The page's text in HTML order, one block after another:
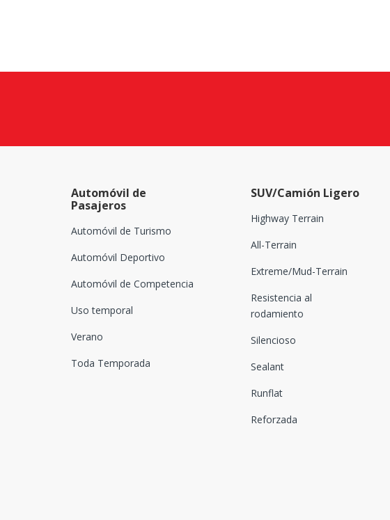
Automóvil de
Pasajeros
Automóvil de Turismo
Automóvil Deportivo
Automóvil de Competencia
Uso temporal
Verano
Toda Temporada
SUV/Camión Ligero
Highway Terrain
All-Terrain
Extreme/Mud-Terrain
Resistencia al
rodamiento
Silencioso
Sealant
Runflat
Reforzada